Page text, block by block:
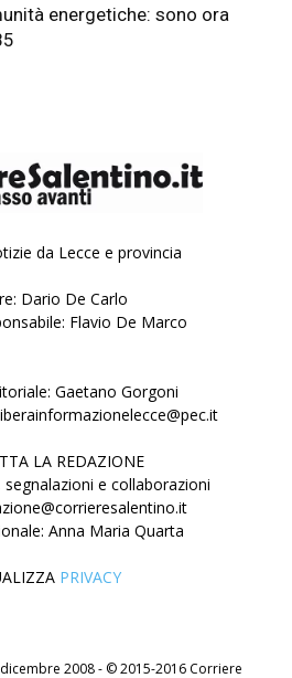
energetiche: sono ora
da Lecce e provincia
Dario De Carlo
Flavio De Marco
Gaetano Gorgoni
LA REDAZIONE
e collaborazioni
Anna Maria Quarta
PRIVACY
2008 - © 2015-2016 Corriere